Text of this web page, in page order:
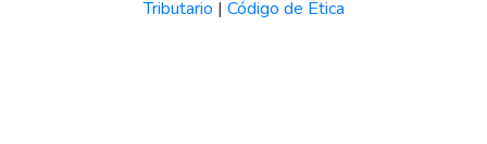
Tributario | Código de Ética